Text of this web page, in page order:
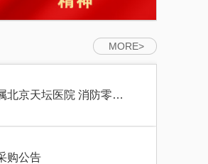
MORE>
北京天坛医院 消防零…
购公告
赁服务需求调研
年医用设备集中带量采…